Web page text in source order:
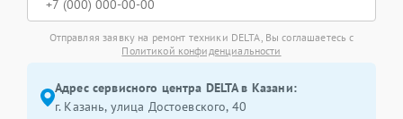
Отправляя заявку на ремонт техники DELTA, Вы соглашаетесь с
Политикой конфиденциальности
Адрес сервисного центра DELTA в Казани:
г. Казань, улица Достоевского, 40